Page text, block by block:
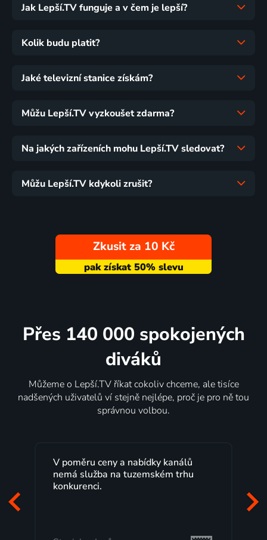
Jak Lepší.TV funguje a v čem je lepší?
Kolik budu platit?
Jaké televizní stanice získám?
Můžu Lepší.TV vyzkoušet zdarma?
Na jakých zařízeních mohu Lepší.TV sledovat?
Můžu Lepší.TV kdykoli zrušit?
Zkusit za 10 Kč
Přes 140 000 spokojených
diváků
Můžeme o Lepší.TV říkat cokoliv chceme, ale tisíce
nadšených uživatelů ví stejně nejlépe, proč je pro ně tou
správnou volbou.
Lepší.TV sleduji už několik let s
maximální spokojeností. Velký výběr
programů a nemuset běžet k TV na